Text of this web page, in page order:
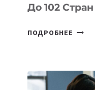
До 102 Стран
ПОДРОБНЕЕ
PARK